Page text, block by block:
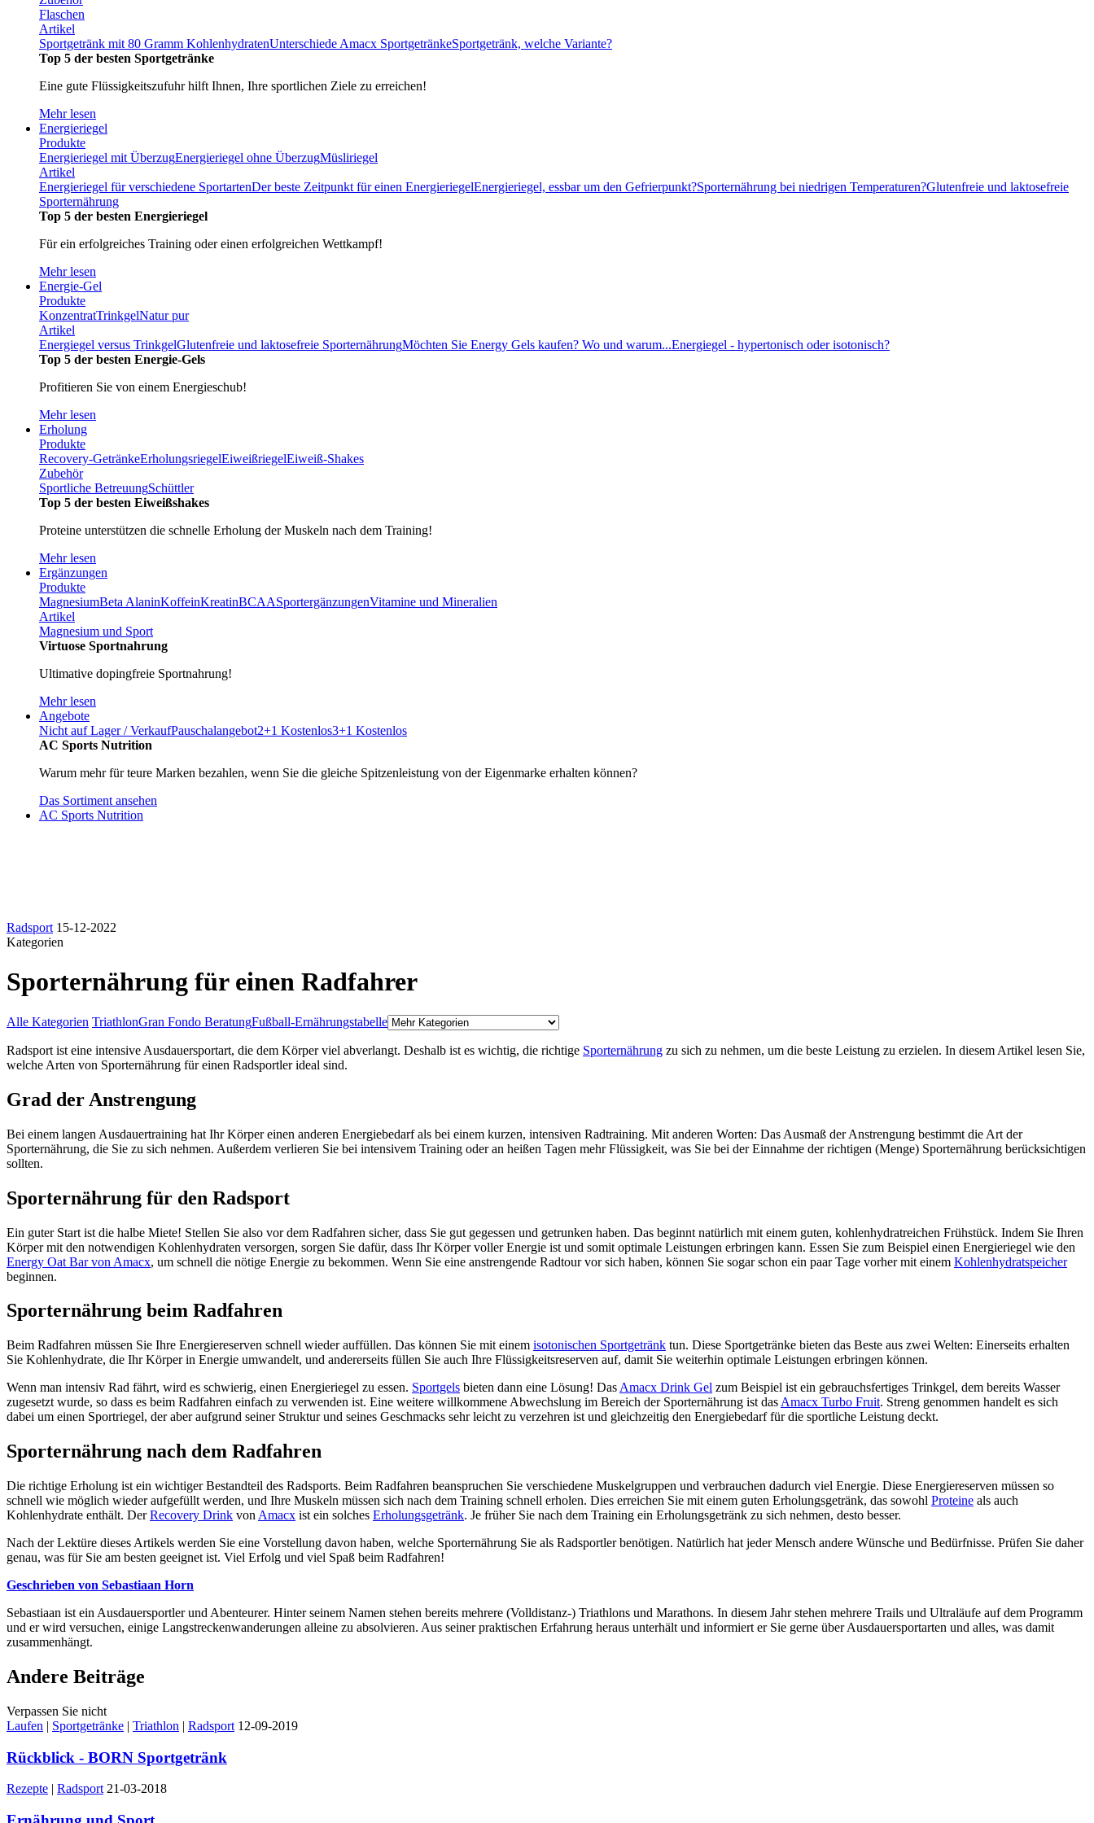
Flaschen
Artikel
Sportgetränk mit 80 Gramm KohlenhydratenUnterschiede Amacx SportgetränkeSportgetränk, welche Variante?
Top 5 der besten Sportgetränke
Eine gute Flüssigkeitszufuhr hilft Ihnen, Ihre sportlichen Ziele zu erreichen!
Mehr lesen
Energieriegel
Produkte
Energieriegel mit ÜberzugEnergieriegel ohne ÜberzugMüsliriegel
Artikel
Energieriegel für verschiedene SportartenDer beste Zeitpunkt für einen EnergieriegelEnergieriegel, essbar um den Gefrierpunkt?Sporternährung bei niedrigen Temperaturen?Glutenfreie und laktosefreie
Sporternährung
Top 5 der besten Energieriegel
Für ein erfolgreiches Training oder einen erfolgreichen Wettkampf!
Mehr lesen
Energie-Gel
Produkte
KonzentratTrinkgelNatur pur
Artikel
Energiegel versus TrinkgelGlutenfreie und laktosefreie SporternährungMöchten Sie Energy Gels kaufen? Wo und warum...Energiegel - hypertonisch oder isotonisch?
Top 5 der besten Energie-Gels
Profitieren Sie von einem Energieschub!
Mehr lesen
Erholung
Produkte
Recovery-GetränkeErholungsriegelEiweißriegelEiweiß-Shakes
Zubehör
Sportliche BetreuungSchüttler
Top 5 der besten Eiweißshakes
Proteine unterstützen die schnelle Erholung der Muskeln nach dem Training!
Mehr lesen
Ergänzungen
Produkte
MagnesiumBeta AlaninKoffeinKreatinBCAASportergänzungenVitamine und Mineralien
Artikel
Magnesium und Sport
Virtuose Sportnahrung
Ultimative dopingfreie Sportnahrung!
Mehr lesen
Angebote
Nicht auf Lager / VerkaufPauschalangebot2+1 Kostenlos3+1 Kostenlos
AC Sports Nutrition
Warum mehr für teure Marken bezahlen, wenn Sie die gleiche Spitzenleistung von der Eigenmarke erhalten können?
Das Sortiment ansehen
AC Sports Nutrition
Radsport 15-12-2022
Kategorien
Sporternährung für einen Radfahrer
Alle Kategorien TriathlonGran Fondo BeratungFußball-Ernährungstabelle
Radsport ist eine intensive Ausdauersportart, die dem Körper viel abverlangt. Deshalb ist es wichtig, die richtige Sporternährung zu sich zu nehmen, um die beste Leistung zu erzielen. In diesem Artikel lesen Sie,
welche Arten von Sporternährung für einen Radsportler ideal sind.
Grad der Anstrengung
Bei einem langen Ausdauertraining hat Ihr Körper einen anderen Energiebedarf als bei einem kurzen, intensiven Radtraining. Mit anderen Worten: Das Ausmaß der Anstrengung bestimmt die Art der
Sporternährung, die Sie zu sich nehmen. Außerdem verlieren Sie bei intensivem Training oder an heißen Tagen mehr Flüssigkeit, was Sie bei der Einnahme der richtigen (Menge) Sporternährung berücksichtigen
sollten.
Sporternährung für den Radsport
Ein guter Start ist die halbe Miete! Stellen Sie also vor dem Radfahren sicher, dass Sie gut gegessen und getrunken haben. Das beginnt natürlich mit einem guten, kohlenhydratreichen Frühstück. Indem Sie Ihren
Körper mit den notwendigen Kohlenhydraten versorgen, sorgen Sie dafür, dass Ihr Körper voller Energie ist und somit optimale Leistungen erbringen kann. Essen Sie zum Beispiel einen Energieriegel wie den
Energy Oat Bar von Amacx, um schnell die nötige Energie zu bekommen. Wenn Sie eine anstrengende Radtour vor sich haben, können Sie sogar schon ein paar Tage vorher mit einem Kohlenhydratspeicher
beginnen.
Sporternährung beim Radfahren
Beim Radfahren müssen Sie Ihre Energiereserven schnell wieder auffüllen. Das können Sie mit einem isotonischen Sportgetränk tun. Diese Sportgetränke bieten das Beste aus zwei Welten: Einerseits erhalten
Sie Kohlenhydrate, die Ihr Körper in Energie umwandelt, und andererseits füllen Sie auch Ihre Flüssigkeitsreserven auf, damit Sie weiterhin optimale Leistungen erbringen können.
Wenn man intensiv Rad fährt, wird es schwierig, einen Energieriegel zu essen. Sportgels bieten dann eine Lösung! Das Amacx Drink Gel zum Beispiel ist ein gebrauchsfertiges Trinkgel, dem bereits Wasser
zugesetzt wurde, so dass es beim Radfahren einfach zu verwenden ist. Eine weitere willkommene Abwechslung im Bereich der Sporternährung ist das Amacx Turbo Fruit. Streng genommen handelt es sich
dabei um einen Sportriegel, der aber aufgrund seiner Struktur und seines Geschmacks sehr leicht zu verzehren ist und gleichzeitig den Energiebedarf für die sportliche Leistung deckt.
Sporternährung nach dem Radfahren
Die richtige Erholung ist ein wichtiger Bestandteil des Radsports. Beim Radfahren beanspruchen Sie verschiedene Muskelgruppen und verbrauchen dadurch viel Energie. Diese Energiereserven müssen so
schnell wie möglich wieder aufgefüllt werden, und Ihre Muskeln müssen sich nach dem Training schnell erholen. Dies erreichen Sie mit einem guten Erholungsgetränk, das sowohl Proteine als auch
Kohlenhydrate enthält. DerRecovery Drink von Amacx ist ein solches Erholungsgetränk. Je früher Sie nach dem Training ein Erholungsgetränk zu sich nehmen, desto besser.
Nach der Lektüre dieses Artikels werden Sie eine Vorstellung davon haben, welche Sporternährung Sie als Radsportler benötigen. Natürlich hat jeder Mensch andere Wünsche und Bedürfnisse. Prüfen Sie daher
genau, was für Sie am besten geeignet ist. Viel Erfolg und viel Spaß beim Radfahren!
Geschrieben von Sebastiaan Horn
Sebastiaan ist ein Ausdauersportler und Abenteurer. Hinter seinem Namen stehen bereits mehrere (Volldistanz-) Triathlons und Marathons. In diesem Jahr stehen mehrere Trails und Ultraläufe auf dem Programm
und er wird versuchen, einige Langstreckenwanderungen alleine zu absolvieren. Aus seiner praktischen Erfahrung heraus unterhält und informiert er Sie gerne über Ausdauersportarten und alles, was damit
zusammenhängt.
Andere Beiträge
Verpassen Sie nicht
Laufen | Sportgetränke | Triathlon | Radsport 12-09-2019
Rückblick - BORN Sportgetränk
Rezepte | Radsport 21-03-2018